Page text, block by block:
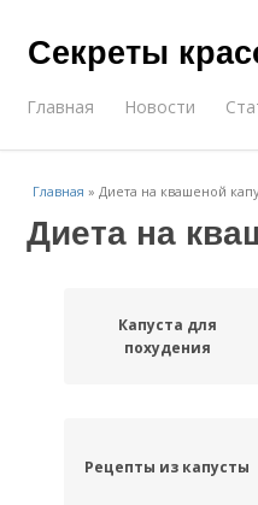
Секреты
Главная Новости
Главная »Диета на квашеной
Диета на
Капуста для
похудения
Рецепты из капусты